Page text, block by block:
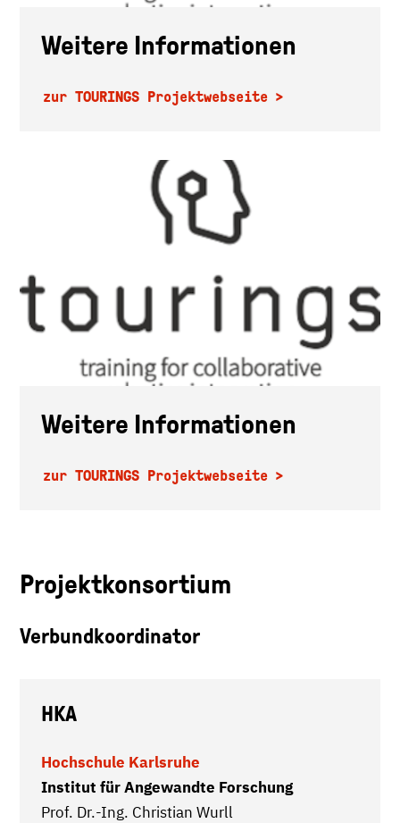
Weitere Informationen
zur TOURINGS Projektwebseite
Weitere Informationen
zur TOURINGS Projektwebseite
Projektkonsortium
Verbundkoordinator
HKA
Hochschule Karlsruhe
Institut für Angewandte Forschung
Prof. Dr.-Ing. Christian Wurll